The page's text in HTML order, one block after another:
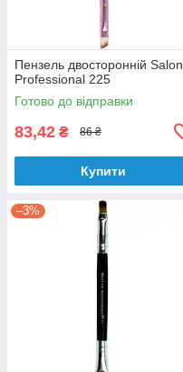
Пензель двосторонній Salon
Professional 225
Готово до відправки
83,42 ₴ 86 ₴
Купити
–3%